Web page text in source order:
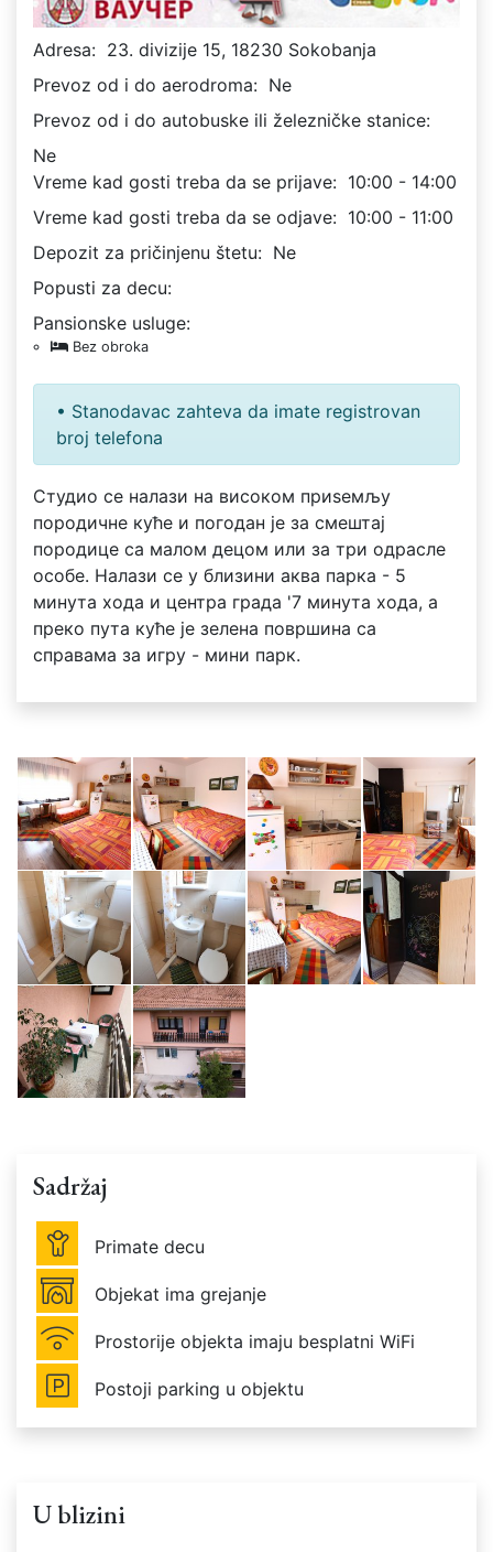
Adresa: 23. divizije 15, 18230 Sokobanja
Prevoz od i do aerodroma: Ne
Prevoz od i do autobuske ili železničke stanice:
Ne
Vreme kad gosti treba da se prijave: 10:00 - 14:00
Vreme kad gosti treba da se odjave: 10:00 - 11:00
Depozit za pričinjenu štetu: Ne
Popusti za decu:
Pansionske usluge:
Bez obroka
• Stanodavac zahteva da imate registrovan
broj telefona
Студио се налази на високом приѕемљу
породичне куће и погодан је за смештај
породице са малом децом или за три одрасле
особе. Налази се у близини аква парка - 5
минута хода и центра града '7 минута хода, а
преко пута куће је зелена површина са
справама за игру - мини парк.
Sadržaj
Primate decu
Objekat ima grejanje
Prostorije objekta imaju besplatni WiFi
Postoji parking u objektu
U blizini